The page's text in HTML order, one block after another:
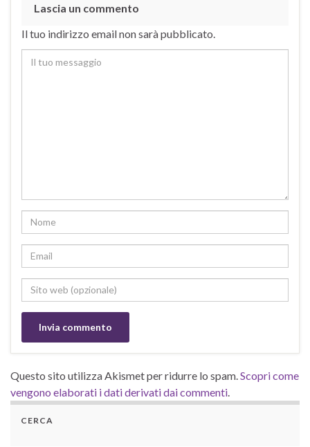
Lascia un commento
Il tuo indirizzo email non sarà pubblicato.
Questo sito utilizza Akismet per ridurre lo spam. Scopri come
vengono elaborati i dati derivati dai commenti
CERCA